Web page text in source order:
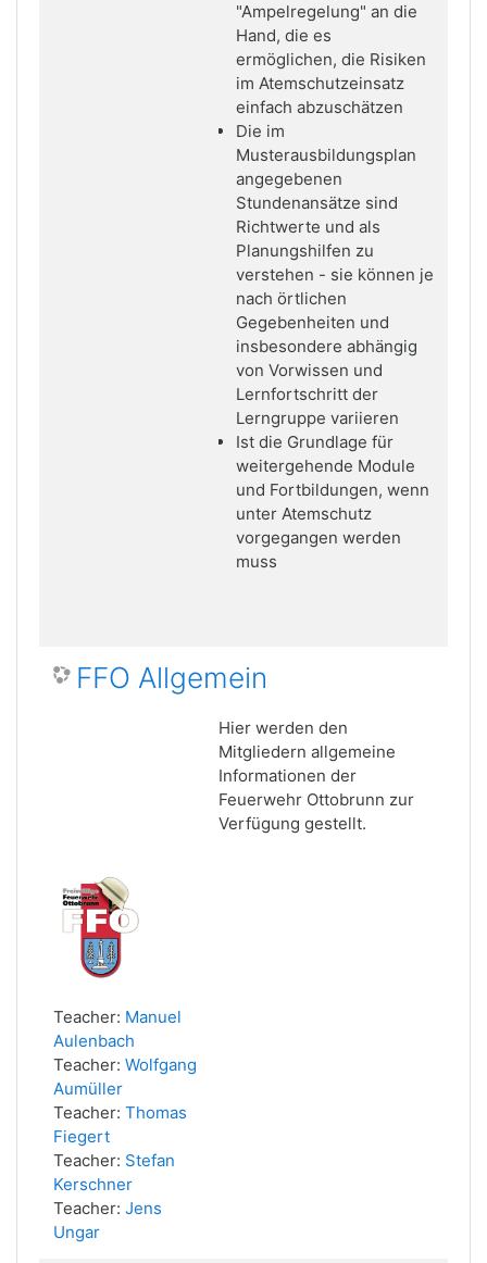
"Ampelregelung" an die
Hand, die es
ermöglichen, die Risiken
im Atemschutzeinsatz
einfach abzuschätzen
Die im
Musterausbildungsplan
angegebenen
Stundenansätze sind
Richtwerte und als
Planungshilfen zu
verstehen - sie können je
nach örtlichen
Gegebenheiten und
insbesondere abhängig
von Vorwissen und
Lernfortschritt der
Lerngruppe variieren
Ist die Grundlage für
weitergehende Module
und Fortbildungen, wenn
unter Atemschutz
vorgegangen werden
muss
FFO Allgemein
Hier werden den
Mitgliedern allgemeine
Informationen der
Feuerwehr Ottobrunn zur
Verfügung gestellt.
Teacher: Manuel
Aulenbach
Teacher: Wolfgang
Aumüller
Teacher: Thomas
Fiegert
Teacher: Stefan
Kerschner
Teacher: Jens
Ungar